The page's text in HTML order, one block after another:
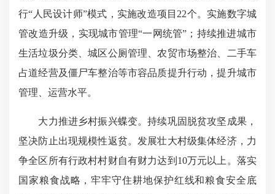
行“人民设计师”模式，实施改造项目22个。实施数字城
管改造升级，实现城市管理“一网统管”；持续推进城市
生活垃圾分类、城区公厕管理、农贸市场整治、二手车
占道经营及僵尸车整治等市容品质提升行动，提升城市
管理、运营水平。
大力推进乡村振兴蝶变。持续巩固脱贫攻坚成果，
坚决防止出现规模性返贫。发展壮大村级集体经济，力
争全区所有行政村村财自有财力达到10万元以上。落实
国家粮食战略，牢牢守住耕地保护红线和粮食安全底